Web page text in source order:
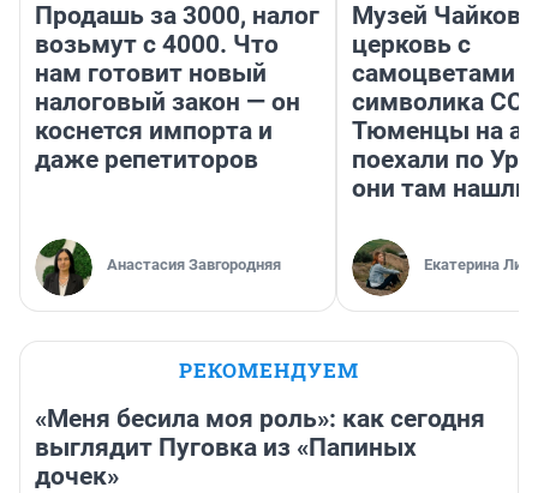
Продашь за 3000, налог
возьмут с 4000. Что
нам готовит новый
налоговый закон — он
коснется импорта и
даже репетиторов
Анастасия Завгородняя
Музей
церковь с
самоцветами
символика
Тюменцы на
поехали по
они там нашли
Екатерина
РЕКОМЕНДУЕМ
«Меня бесила моя роль»: как сегодня
выглядит Пуговка из «Папиных
дочек»